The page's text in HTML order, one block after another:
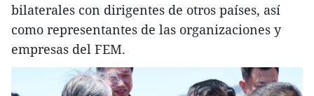
bilaterales con dirigentes de otros países, así
como representantes de las organizaciones y
empresas del FEM.